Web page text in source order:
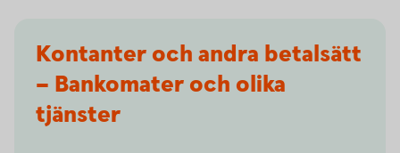
Kontanter och andra betalsätt
– Bankomater och olika
tjänster